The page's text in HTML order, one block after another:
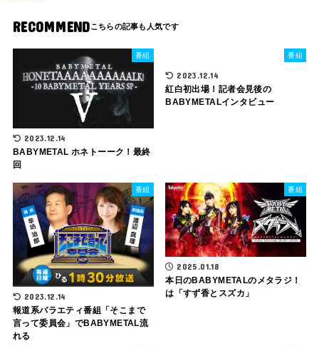
RECOMMEND
番組
2023.12.14
BABYMETAL ホネトーーク！最終
回
番組
2023.12.14
紅白初出場！記者会見後の
BABYMETALインタビュー
番組
2023.12.14
報道系バラエティ番組「そこまで
言って委員会」でBABYMETAL流
れる
番組
2025.01.18
本日のBABYMETALのメタラジ！
は「すず香とスズカ」